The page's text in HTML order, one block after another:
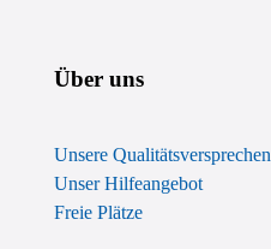
Über uns
Unsere Qualitätsversprechen
Unser Hilfeangebot
Freie Plätze